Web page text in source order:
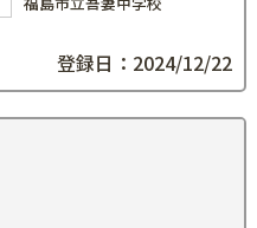
登録日：2024/12/22